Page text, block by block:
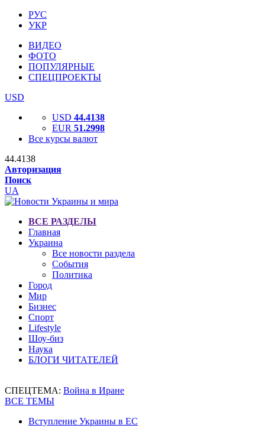
РУС
УКР
ВИДЕО
ФОТО
ПОПУЛЯРНЫЕ
СПЕЦПРОЕКТЫ
USD
USD 44.4138
EUR 51.2998
Все курсы валют
44.4138
Авторизация
Поиск
UA
ВСЕ РАЗДЕЛЫ
Главная
Украина
Все новости раздела
События
Политика
Город
Мир
Бизнес
Спорт
Lifestyle
Шоу-биз
Наука
БЛОГИ ЧИТАТЕЛЕЙ
СПЕЦТЕМА: Война в Иране
ВСЕ ТЕМЫ
Вступление Украины в ЕС